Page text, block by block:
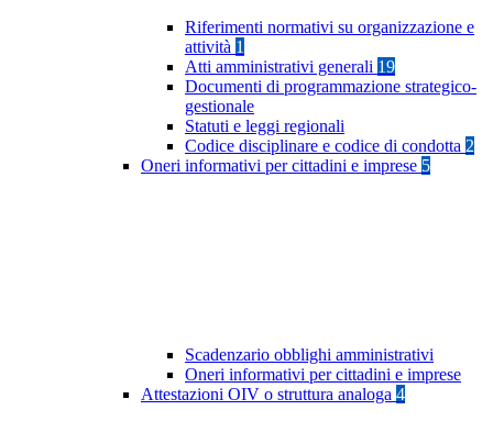
Riferimenti normativi su organizzazione e
attività 1
Atti amministrativi generali 19
Documenti di programmazione strategico-
gestionale
Statuti e leggi regionali
Codice disciplinare e codice di condotta 2
Oneri informativi per cittadini e imprese 5
Scadenzario obblighi amministrativi
Oneri informativi per cittadini e imprese
Attestazioni OIV o struttura analoga 4